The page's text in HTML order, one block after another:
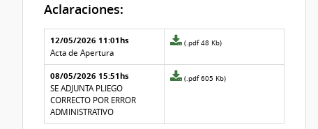
Aclaraciones:
Aclaraciones del llamado
Fecha y
texto de
la
aclaración
Archivo
de la
aclaración
12/05/2026 11:01hs
Acta de Apertura
Archivo
de
la
(.pdf 48 Kb)
08/05/2026 15:51hs
SE ADJUNTA PLIEGO
CORRECTO POR ERROR
ADMINISTRATIVO
Archivo
aclaración
(.pdf 605 Kb)